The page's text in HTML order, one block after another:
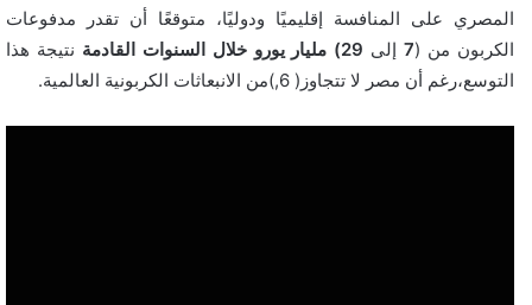
المصري على المنافسة إقليميًا ودوليًا، متوقعًا أن تقدر مدفوعات
الكربون من (7إلى
نتيجة هذا
التوسع،رغم أن مصر لا تتجاوز( 6,)من الانبعاثات الكربونية العالمية.